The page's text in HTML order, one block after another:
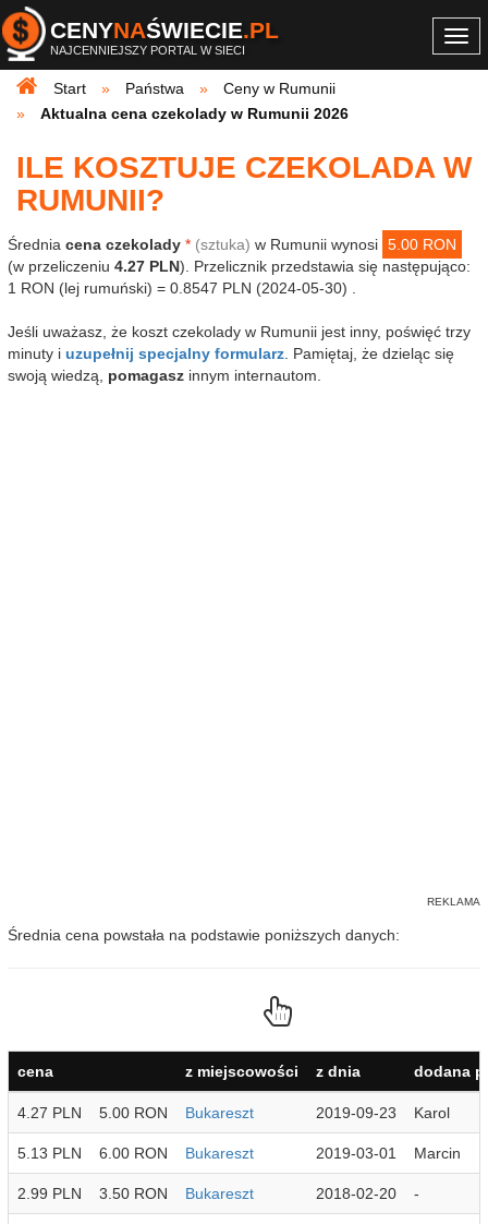
CENYNAŚWIECIE.PL
NAJCENNIEJSZY PORTAL W SIECI
Start
Państwa
Ceny w Rumunii
Aktualna cena czekolady w Rumunii 2026
ILE KOSZTUJE CZEKOLADA W
RUMUNII?
Średnia cena czekolady * (sztuka) w Rumunii wynosi 5.00 RON
(w przeliczeniu 4.27 PLN). Przelicznik przedstawia się następująco:
1 RON (lej rumuński) = 0.8547 PLN (2024-05-30) .
Jeśli uważasz, że koszt czekolady w Rumunii jest inny, poświęć trzy
minuty i uzupełnij specjalny formularz . Pamiętaj, że dzieląc się
swoją wiedzą, pomagasz innym internautom.
Średnia cena powstała na podstawie poniższych danych:
cena z miejscowości z dnia dodana
4.27 PLN 5.00 RON Bukareszt 2019-09-23 Karol
5.13 PLN 6.00 RON Bukareszt 2019-03-01 Marcin
2.99 PLN 3.50 RON Bukareszt 2018-02-20 -